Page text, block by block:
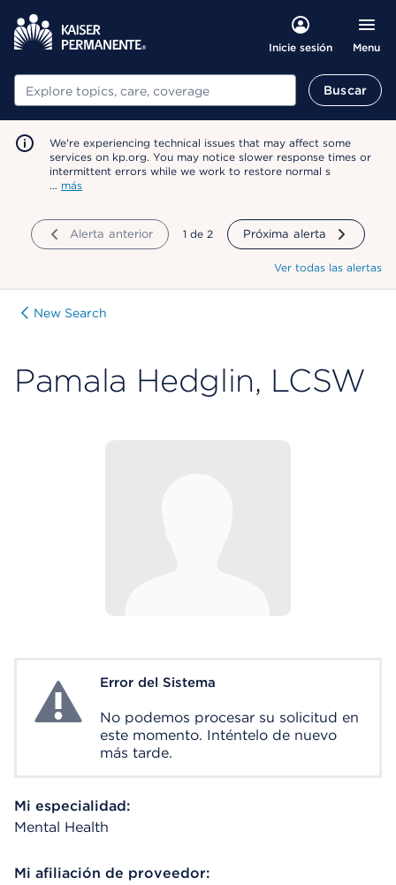
Inicie sesión Menu
Buscar Buscar
We're experiencing technical issues that may affect some
services on kp.org. You may notice slower response times or
intermittent errors while we work to restore normal s
… más
Alerta anterior mostrando
1 de 2 Próxima alerta
Ver todas las alertas
New Search
Pamala Hedglin, LCSW
System ErrorError del Sistema
No podemos procesar su solicitud en
este momento. Inténtelo de nuevo
más tarde.
Mi especialidad:
Mental Health
Mi afiliación de proveedor: